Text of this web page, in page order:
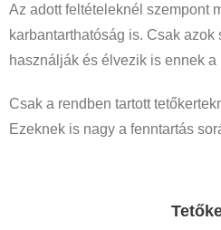
Az adott feltételeknél szempont
karbantarthatóság is. Csak
használják és élvezik is ennek a
Csak a rendben tartott
Ezeknek is nagy a fenntartás